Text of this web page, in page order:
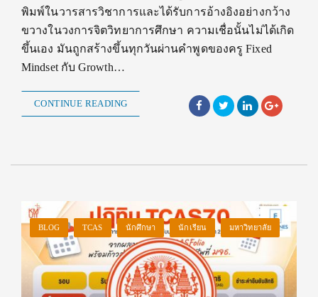
พิมพ์ในวารสารวิชาการและได้รับการอ้างอิงอย่างกว้าง
ขวางในวงการจิตวิทยาการศึกษา ความเชื่อนั้นไม่ได้เกิด
ขึ้นเอง มันถูกสร้างขึ้นทุกวันผ่านคำพูดของครู Fixed
Mindset กับ Growth…
CONTINUE READING
BLOG TCAS นักศึกษา นักเรียน มหาวิทยาลัย